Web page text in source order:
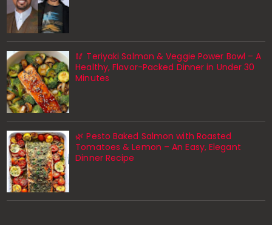
🥢 Teriyaki Salmon & Veggie Power Bowl – A
Healthy, Flavor-Packed Dinner in Under 30
Minutes
🌿 Pesto Baked Salmon with Roasted
Tomatoes & Lemon – An Easy, Elegant
Dinner Recipe